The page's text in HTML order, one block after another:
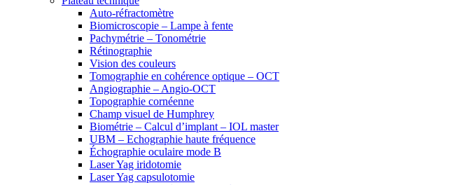
Auto-réfractomètre
Biomicroscopie – Lampe à fente
Pachymétrie – Tonométrie
Rétinographie
Vision des couleurs
Tomographie en cohérence optique – OCT
Angiographie – Angio-OCT
Topographie cornéenne
Champ visuel de Humphrey
Biométrie – Calcul d’implant – IOL master
UBM – Echographie haute fréquence
Échographie oculaire mode B
Laser Yag iridotomie
Laser Yag capsulotomie